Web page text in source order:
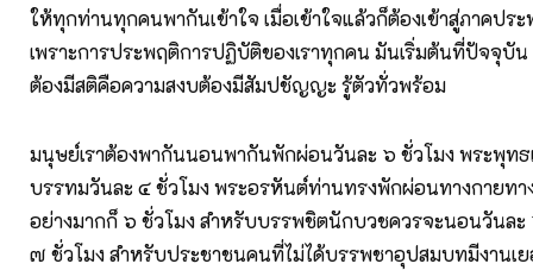
ให้ทุกท่านทุกคนพากันเข้าใจ เมื่อเข้าใจแล้วก็ต้องเข้าสู่ภาคปร
เพราะการประพฤติการปฏิบัติของเราทุกคน มันเริ่มต้นที่ปัจจุบั
ต้องมีสติคือความสงบต้องมีสัมปชัญญะ รู้ตัวทั่วพร้อม
มนุษย์เราต้องพากันนอนพากันพักผ่อนวันละ ๖ ชั่วโมง พระพุทธ
บรรทมวันละ ๔ ชั่วโมง พระอรหันต์ท่านทรงพักผ่อนทางกายทา
อย่างมากก็ ๖ ชั่วโมง สำหรับบรรพชิตนักบวชควรจะนอนวันละ
๗ ชั่วโมง สำหรับประชาชนคนที่ไม่ได้บรรพชาอุปสมบทมีงานเ